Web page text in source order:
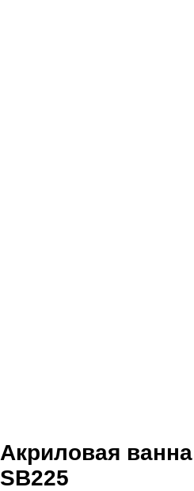
Акриловая
SB225